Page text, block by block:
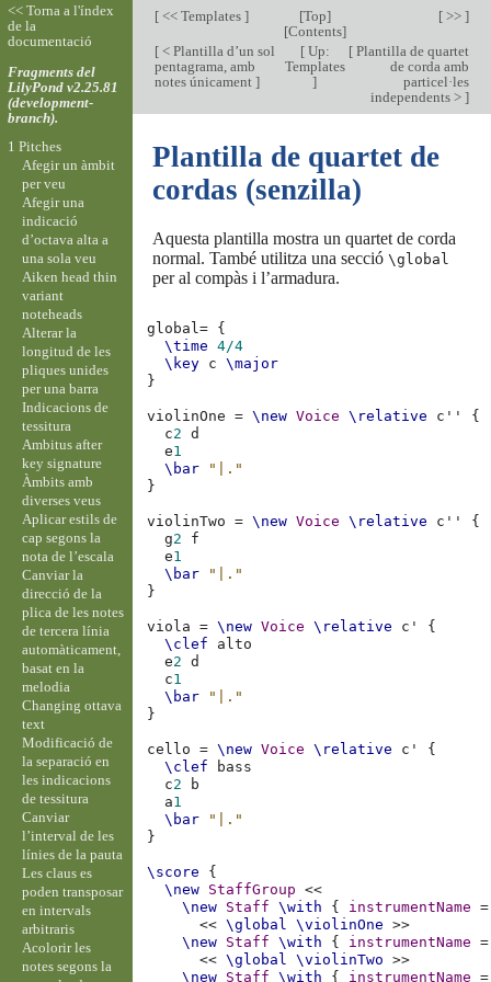
[<< Templates ] [Top]
[Contents]
[ >> ]
[< Plantilla d’un sol
pentagrama, amb
notes únicament ]
[Up:
Templates
]
[Plantilla de quartet
de corda amb
particel·les
independents > ]
Plantilla de quartet de
cordas (senzilla)
Aquesta plantilla mostra un quartet de corda
normal. També utilitza una secció \global
per al compàs i l’armadura.
global= {
\time
4/4
\key c
\major
}
violinOne = \new Voice \relative c''
{
c2
d
e1
\bar
"|."
}
violinTwo = \new Voice \relative c''
{
g2
f
e1
\bar
"|."
}
viola = \new Voice \relative c'
{
\clef
alto
e2
d
c1
\bar
"|."
}
cello = \new Voice \relative c'
{
\clef
bass
c2
b
a1
\bar
"|."
}
\score
{
\new StaffGroup
<<
\new Staff \with { instrumentName
=
<< \global \violinOne
>>
\new Staff \with { instrumentName
=
<< \global \violinTwo
>>
\new Staff \with { instrumentName =
<< Torna a l'índex
de la
documentació
Fragments del
LilyPond v2.25.81
(development-
branch).
1 Pitches
Afegir un àmbit
per veu
Afegir una
indicació
d’octava alta a
una sola veu
Aiken head thin
variant
noteheads
Alterar la
longitud de les
pliques unides
per una barra
Indicacions de
tessitura
Ambitus after
key signature
Àmbits amb
diverses veus
Aplicar estils de
cap segons la
nota de l’escala
Canviar la
direcció de la
plica de les notes
de tercera línia
automàticament,
basat en la
melodia
Changing ottava
text
Modificació de
la separació en
les indicacions
de tessitura
Canviar
l’interval de les
línies de la pauta
Les claus es
poden transposar
en intervals
arbitraris
Acolorir les
notes segons la